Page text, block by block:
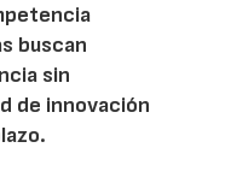
buscan
sin
de innovación